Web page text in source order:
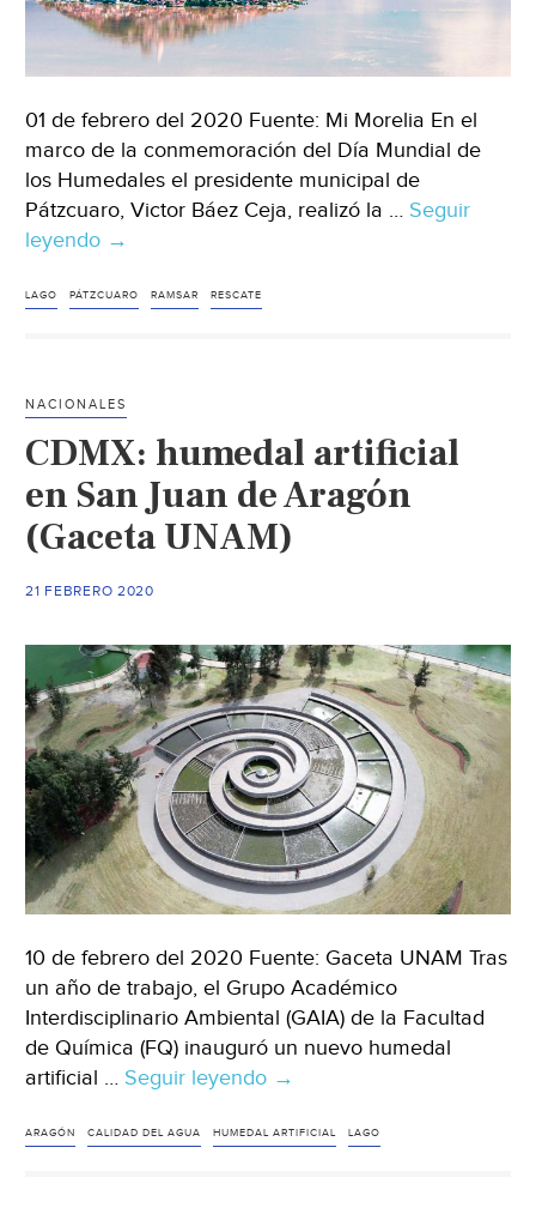
01 de febrero del 2020 Fuente: Mi Morelia En el
marco de la conmemoración del Día Mundial de
los Humedales el presidente municipal de
Pátzcuaro, Victor Báez Ceja, realizó la … Seguir
leyendo Michoacán:
Pátzcuaro
hectáreas
del
como
sitio
(Mi
→
LAGO PÁTZCUARO RAMSAR RESCATE
NACIONALES
CDMX: humedal artificial
en San Juan de Aragón
(Gaceta UNAM)
21 FEBRERO 2020
10 de febrero del 2020 Fuente: Gaceta UNAM Tras
un año de trabajo, el Grupo Académico
Interdisciplinario Ambiental (GAIA) de la Facultad
de Química (FQ) inauguró un nuevo humedal
artificial … Seguir leyendo CDMX:
artificial
→
ARAGÓN CALIDAD DEL AGUA HUMEDAL ARTIFICIAL LAGO